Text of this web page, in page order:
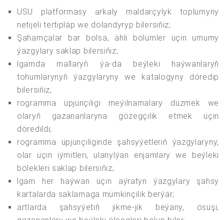
USU platformasy arkaly maldarçylyk toplumyny
netijeli tertipläp we dolandyryp bilersiňiz;
Şahamçalar bar bolsa, ähli bölümler üçin umumy
ýazgylary saklap bilersiňiz;
lgamda mallaryň ýa-da beýleki haýwanlaryň
tohumlarynyň ýazgylaryny we katalogyny döredip
bilersiňiz;
rogramma üpjünçiligi meýilnamalary düzmek we
olaryň gazananlaryna gözegçilik etmek üçin
döredildi;
rogramma üpjünçiliginde şahsyýetleriň ýazgylaryny,
olar üçin iýmitleri, ulanylýan enjamlary we beýleki
bölekleri saklap bilersiňiz;
lgam her haýwan üçin aýratyn ýazgylary şahsy
kartalarda saklamaga mümkinçilik berýär;
artlarda şahsyýetiň jikme-jik beýany, ösüşi,